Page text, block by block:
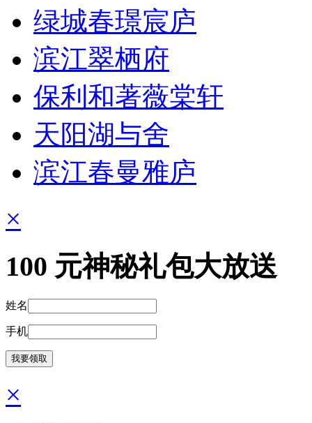
绿城春璟宸庐
滨江翠栖府
保利和著薇棠轩
天阳湖与舍
滨江春曼雅庐
×
100 元神秘礼包大放送
姓名
手机
×